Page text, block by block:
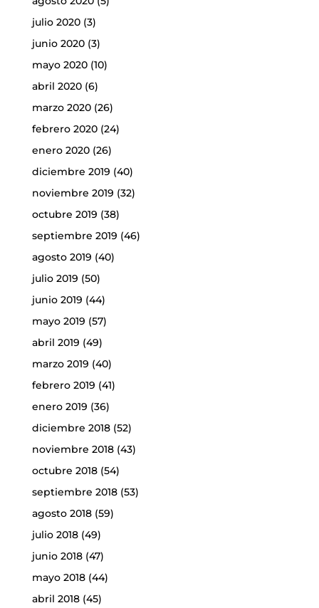
julio 2020(3)
junio 2020(3)
mayo 2020(10)
abril 2020(6)
marzo 2020(26)
febrero 2020(24)
enero 2020(26)
diciembre 2019 (40)
noviembre 2019 (32)
octubre 2019 (38)
septiembre 2019 (46)
agosto 2019 (40)
julio 2019 (50)
junio 2019 (44)
mayo 2019 (57)
abril 2019 (49)
marzo 2019 (40)
febrero 2019 (41)
enero 2019 (36)
diciembre 2018(52)
noviembre 2018(43)
octubre 2018(54)
septiembre 2018(53)
agosto 2018(59)
julio 2018(49)
junio 2018(47)
mayo 2018(44)
abril 2018(45)